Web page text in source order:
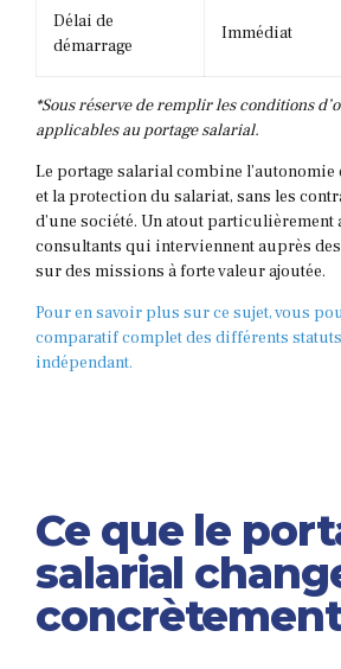
Délai de
démarrage
Immédiat
*Sous réserve de remplir les conditions
applicables au portage salarial.
Le portage salarial combine l’autonomie
et la protection du salariat, sans les
d’une société. Un atout particulièrement
consultants qui interviennent auprès
sur des missions à forte valeur ajoutée.
Pour en savoir plus sur ce sujet, vous
comparatif complet des différents
indépendant.
Ce que le
salarial